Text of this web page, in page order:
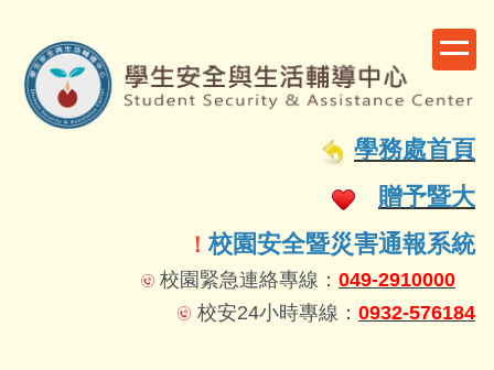
主
要
學務處首頁
贈予暨大
！校園安全暨災害通報系統
校園緊急連絡專線： 049-2910000
校安24小時專線： 0932-576184